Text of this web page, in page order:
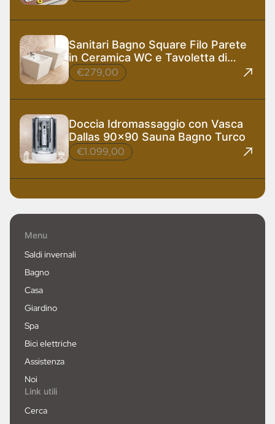
Sanitari Bagno Square Filo Parete
in Ceramica WC e Tavoletta di
Design
€279,00
Doccia Idromassaggio con Vasca
Dallas 90x90 Sauna Bagno Turco
€1.099,00
Menu
Saldi invernali
Bagno
Casa
Giardino
Spa
Bici elettriche
Assistenza
Noi
Link utili
Cerca